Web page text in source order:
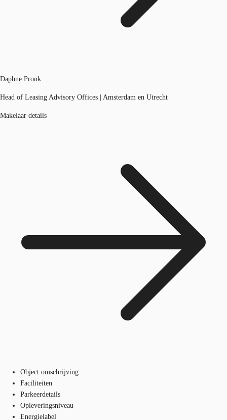
Daphne Pronk
Head of Leasing Advisory Offices | Amsterdam en Utrecht
Makelaar details
Object omschrijving
Faciliteiten
Parkeerdetails
Opleveringsniveau
Energielabel